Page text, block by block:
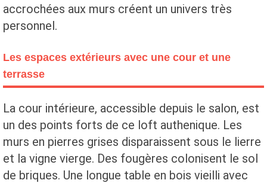
accrochées aux murs créent un univers très
personnel.
Les espaces extérieurs avec une cour et une
terrasse
La cour intérieure, accessible depuis le salon, est
un des points forts de ce loft authenique. Les
murs en pierres grises disparaissent sous le lierre
et la vigne vierge. Des fougères colonisent le sol
de briques. Une longue table en bois vieilli avec